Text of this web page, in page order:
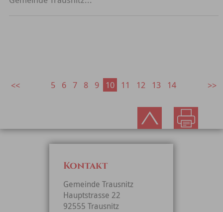
5 6 7 8 9 10 11 12 13 14
Kontakt
Gemeinde Trausnitz
Hauptstrasse 22
92555 Trausnitz